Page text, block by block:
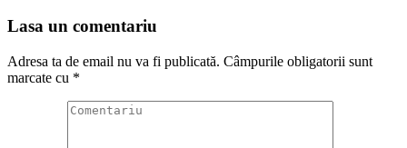
Lasa un comentariu
Adresa ta de email nu va fi publicată. Câmpurile obligatorii sunt
marcate cu *